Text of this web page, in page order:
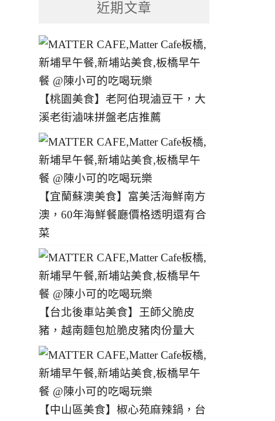
近期文章
【桃園美食】老阿伯現滷豆干，大
溪老街滷味拼盤老店推薦
【宜蘭蘇澳美食】富美活海鮮南方
澳，60年海鮮餐廳價格透明還有合
菜
【台北後車站美食】王師父脆皮
豬，越南麵包尬脆皮豬肉份量大
【中山區美食】椒心苑麻辣鍋，台